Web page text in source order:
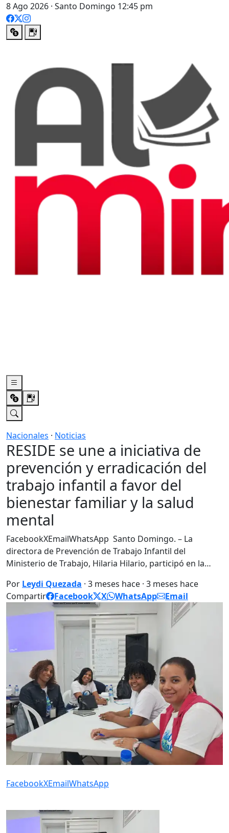
8 Ago 2026 · Santo Domingo 12:45 pm
Nacionales · Noticias
RESIDE se une a iniciativa de
prevención y erradicación del
trabajo infantil a favor del
bienestar familiar y la salud
mental
FacebookXEmailWhatsApp Santo Domingo. – La
directora de Prevención de Trabajo Infantil del
Ministerio de Trabajo, Hilaria Hilario, participó en la…
Por Leydi Quezada · 3 meses hace · 3 meses hace
Compartir
Facebook X WhatsApp Email
FacebookXEmailWhatsApp